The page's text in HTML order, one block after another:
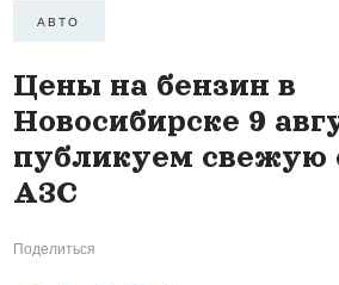
АВТО
Цены на бензин в
Новосибирске 9
публикуем свежую
АЗС
Поделиться